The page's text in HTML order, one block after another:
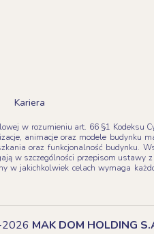
Kariera
w rozumieniu art. 66 §1 Kodeksu
animacje oraz modele budynku
oraz funkcjonalność budynku.
w szczególności przepisom
w jakichkolwiek celach wymaga
2026 MAK DOM HOLDING